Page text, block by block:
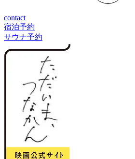
contact
宿泊予約
サウナ予約